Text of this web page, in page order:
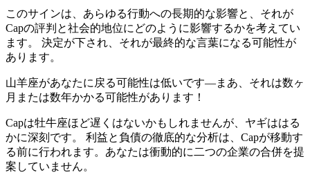
このサインは、あらゆる行動への長期的な影響と、それが
Capの評判と社会的地位にどのように影響するかを考えてい
ます。 決定が下され、それが最終的な言葉になる可能性が
あります。
山羊座があなたに戻る可能性は低いです—まあ、それは数ヶ
月または数年かかる可能性があります！
Capは牡牛座ほど遅くはないかもしれませんが、ヤギははる
かに深刻です。 利益と負債の徹底的な分析は、Capが移動す
る前に行われます。あなたは衝動的に二つの企業の合併を提
案していません。